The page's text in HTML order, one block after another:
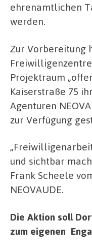
ehrenamtlichen
werden.
Zur Vorbereitung
Projektraum
Kaiserstraße 75
Agenturen
zur Verfügung
und sichtbar
Frank Scheele
NEOVAUDE.
Die Aktion soll
zum eigenen